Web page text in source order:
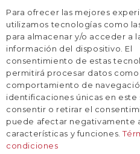
Fotos de
desde
Vietnam desde
Para ofrecer las mejores
utilizamos tecnologías como
para almacenar y/o acceder a
información del dispositivo. El
consentimiento de estas
permitirá procesar datos como
comportamiento de
identificaciones únicas en este
consentir o retirar el
puede afectar negativamente
características y funciones.
condiciones